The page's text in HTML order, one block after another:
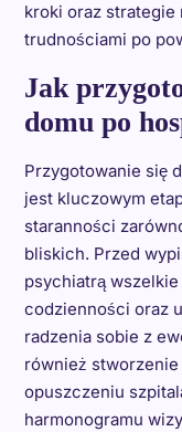
kroki oraz strategie
trudnościami po
Jak
domu po
Przygotowanie się
jest kluczowym
staranności
bliskich. Przed
psychiatrą
codzienności oraz
radzenia sobie z
również stworzenie
opuszczeniu
harmonogramu